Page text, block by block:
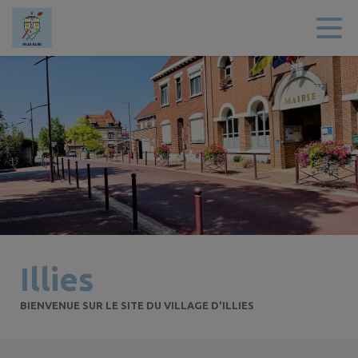
Contenu
Illies
BIENVENUE SUR LE SITE DU VILLAGE D'ILLIES